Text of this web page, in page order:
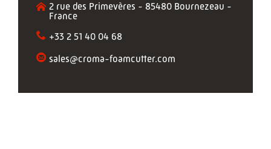
2 rue des Primevères - 85480 Bournezeau -
France
+33 2 51 40 04 68
sales@croma-foamcutter.com